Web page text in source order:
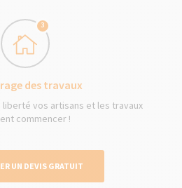
3
des travaux
vos artisans et les travaux
commencer !
UN DEVIS GRATUIT